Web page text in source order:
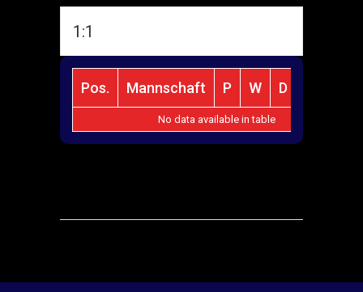
1:1
Pos. Mannschaft P W D
No data available in table